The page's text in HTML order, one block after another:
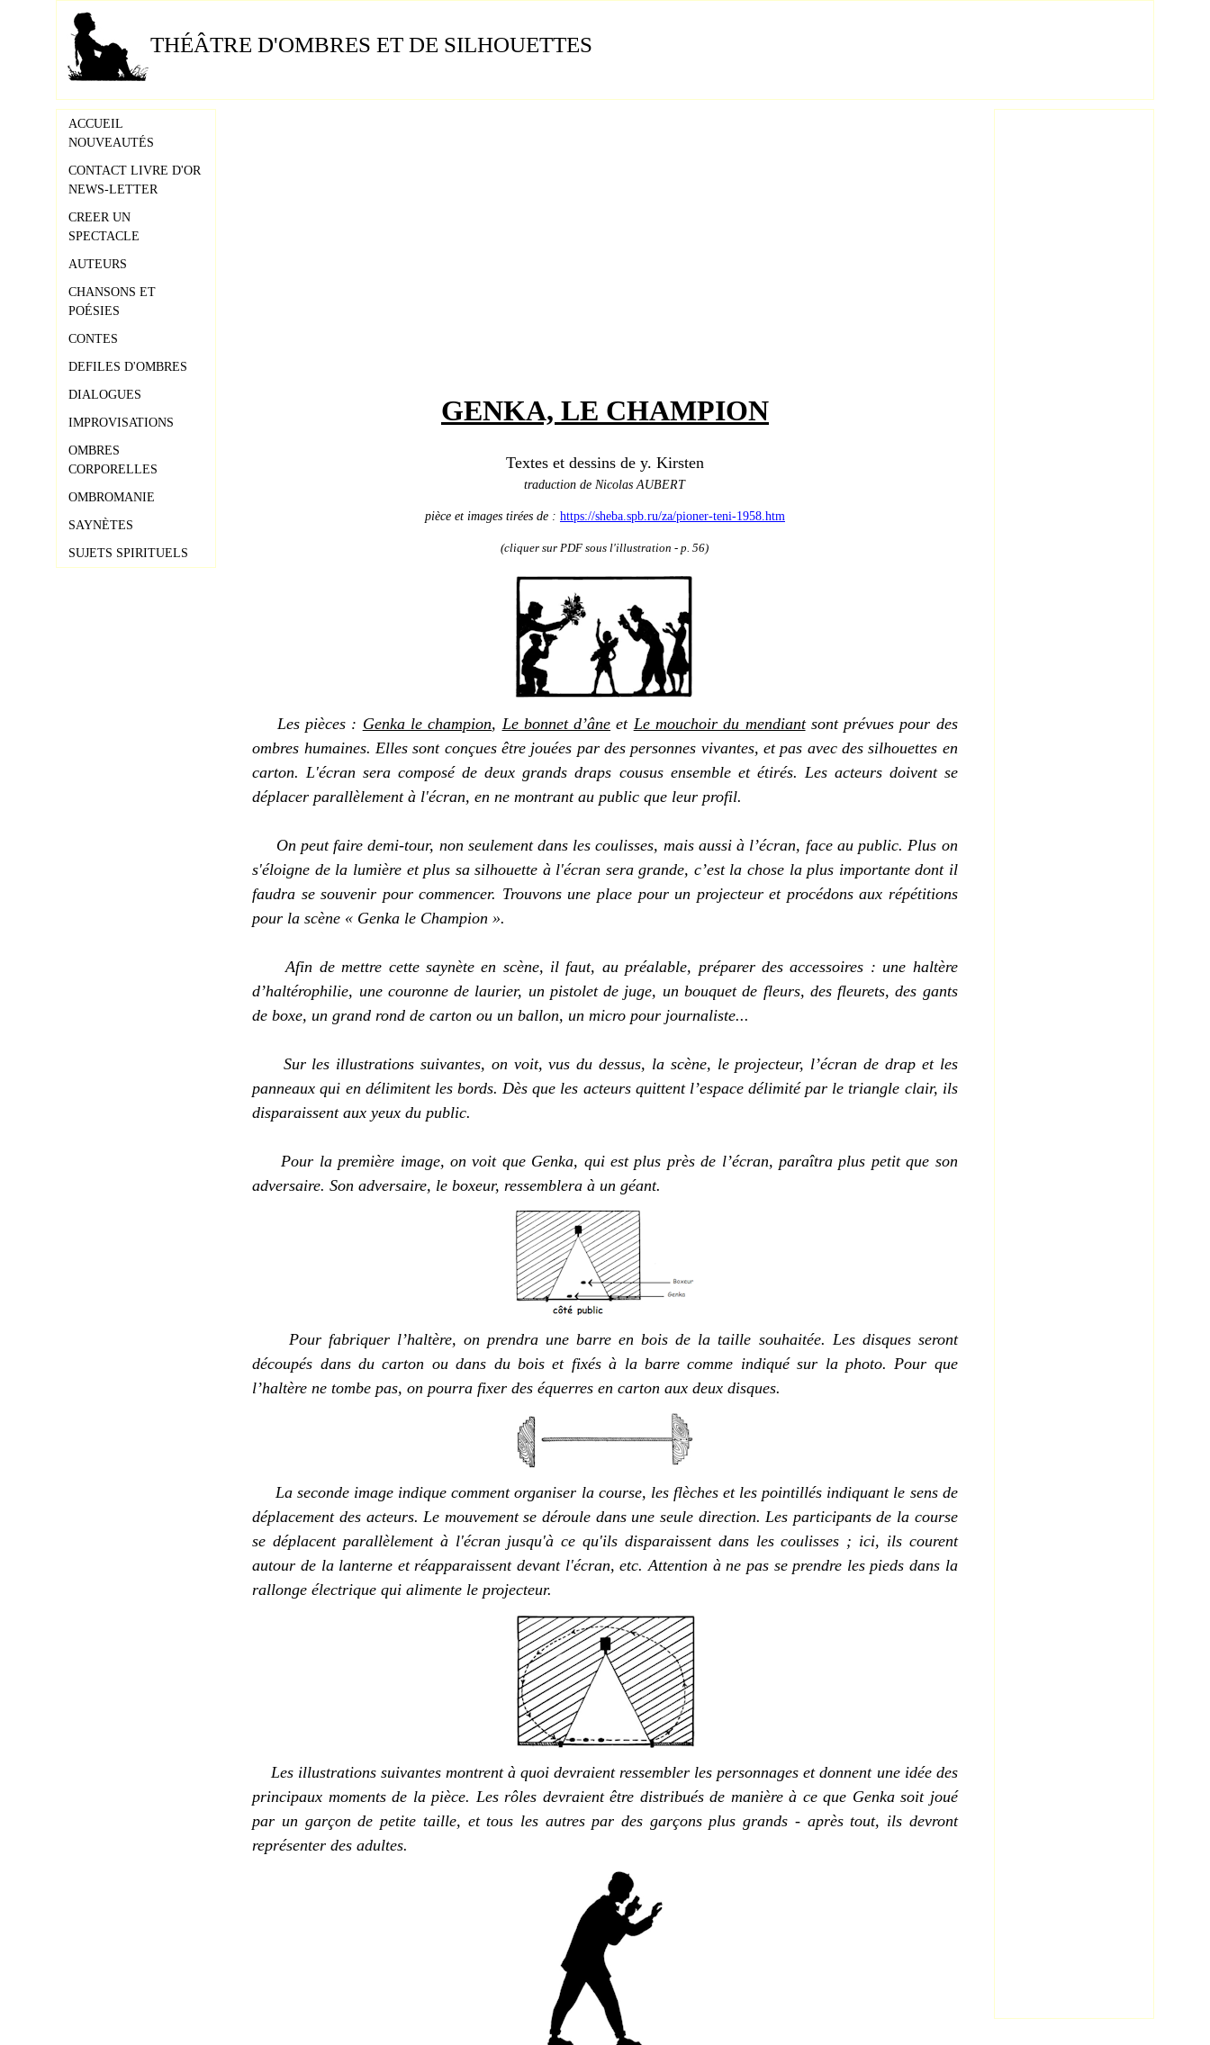
THÉÂTRE D'OMBRES ET DE SILHOUETTES
ACCUEIL
NOUVEAUTÉS
CONTACT LIVRE D'OR
NEWS-LETTER
CREER UN
SPECTACLE
AUTEURS
CHANSONS ET
POÉSIES
CONTES
DEFILES D'OMBRES
DIALOGUES
IMPROVISATIONS
OMBRES
CORPORELLES
OMBROMANIE
SAYNÈTES
SUJETS SPIRITUELS
GENKA, LE CHAMPION
Textes et dessins de y. Kirsten
traduction de Nicolas AUBERT
pièce et images tirées de : https://sheba.spb.ru/za/pioner-teni-1958.htm
(cliquer sur PDF sous l'illustration - p. 56)
Les pièces : Genka le champion, Le bonnet d’âne et Le mouchoir du mendiantsont prévues pour des
ombres humaines. Elles sont conçues être jouées par des personnes vivantes, et pas avec des silhouettes en
carton. L'écran sera composé de deux grands draps cousus ensemble et étirés. Les acteurs doivent se
déplacer parallèlement à l'écran, en ne montrant au public que leur profil.
On peut faire demi-tour, non seulement dans les coulisses, mais aussià l’écran, face au public. Plus on
s'éloigne de la lumière et plus sasilhouette à l'écran sera grande, c’est la chose la plus importantedont il
faudra sesouvenir pour commencer. Trouvons une place pour un projecteuret procédons aux répétitions
pour la scène « Genka le Champion ».
Afin de mettre cette saynète en scène, il faut, au préalable, préparer des accessoires : une haltère
d’haltérophilie, une couronne de laurier, un pistolet de juge, un bouquet de fleurs, des fleurets, des gants
de boxe, un grand rond de carton ou un ballon, un micro pour journaliste...
Sur les illustrations suivantes, on voit, vus du dessus, la scène, le projecteur, l’écran de drap et les
panneaux qui en délimitent les bords. Dès que les acteurs quittent l’espace délimité par le triangle clair, ils
disparaissent aux yeux du public.
Pour la première image, on voit que Genka, qui est plus près de l’écran, paraîtra plus petit que son
adversaire. Son adversaire, le boxeur, ressemblera à un géant.
Pour fabriquer l’haltère, on prendraune barre en bois de la taille souhaitée. Les disques seront
découpés dans du carton ou dans du bois et fixésà la barre comme indiqué sur la photo. Pour que
l’haltère ne tombe pas,on pourra fixer des équerres en carton auxdeuxdisques.
La seconde image indique comment organiser la course, les flèches et les pointillés indiquant le sens de
déplacement des acteurs.Le mouvement se déroule dans une seule direction. Les participants de la course
se déplacentparallèlement à l'écran jusqu'à ce qu'ils disparaissentdans les coulisses ; ici, ils courent
autour de la lanterne et réapparaissent devant l'écran, etc. Attention à ne pas se prendre les pieds dans la
rallonge électrique qui alimente le projecteur.
Les illustrations suivantes montrent à quoi devraient ressembler les personnages et donnent une idéedes
principaux momentsde la pièce. Les rôles devraient être distribués de manière à ce que Genka soit joué
par un garçon de petite taille, et tous les autres par des garçonsplus grands - après tout, ils devront
représenter des adultes.